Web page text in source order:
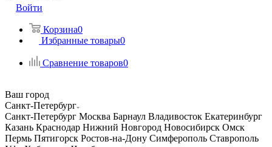
Войти
Корзина0
Избранные товары0
Сравнение товаров0
Ваш город
Санкт-Петербург
Санкт-Петербург Москва Барнаул Владивосток Екатеринбург
Казань Краснодар Нижний Новгород Новосибирск Омск
Пермь Пятигорск Ростов-на-Дону Симферополь Ставрополь